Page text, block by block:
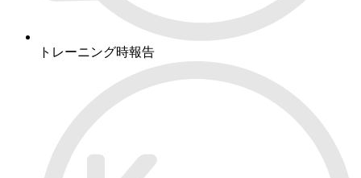
トレーニング時報告